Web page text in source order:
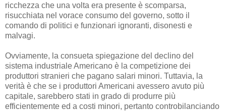
ricchezza che una volta era presente è scomparsa,
risucchiata nel vorace consumo del governo, sotto il
comando di politici e funzionari ignoranti, disonesti e
malvagi.
Ovviamente, la consueta spiegazione del declino del
sistema industriale Americano è la competizione dei
produttori stranieri che pagano salari minori. Tuttavia, la
verità è che se i produttori Americani avessero avuto più
capitale, sarebbero stati in grado di produrre più
efficientemente ed a costi minori, pertanto controbilanciando